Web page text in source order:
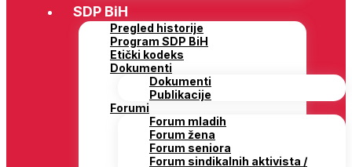
SDP BiH
Pregled historije
Program SDP BiH
Etički kodeks
Dokumenti
Dokumenti
Publikacije
Forumi
Forum mladih
Forum žena
Forum seniora
Forum sindikalnih aktivista /